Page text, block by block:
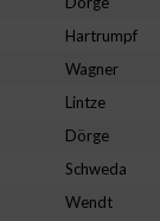
Hartrumpf
Wagner
Lintze
Dörge
Schweda
Wendt